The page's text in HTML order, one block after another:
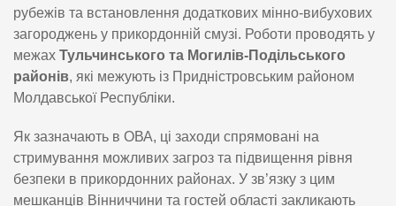
рубежів та встановлення додаткових мінно-вибухових
загороджень у прикордонній смузі. Роботи проводять у
межах Тульчинського та Могилів-Подільського
районів, які межують із Придністровським районом
Молдавської Республіки.
Як зазначають в ОВА, ці заходи спрямовані на
стримування можливих загроз та підвищення рівня
безпеки в прикордонних районах. У зв’язку з цим
мешканців Вінниччини та гостей області закликають